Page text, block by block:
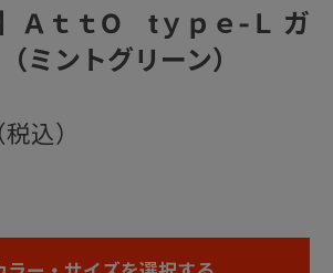
】ＡｔｔO tｙｐｅ-Ｌ ガ
ミントグリーン）